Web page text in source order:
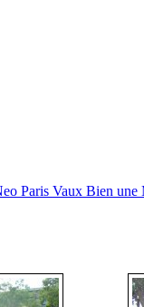
Paris Vaux Bien une